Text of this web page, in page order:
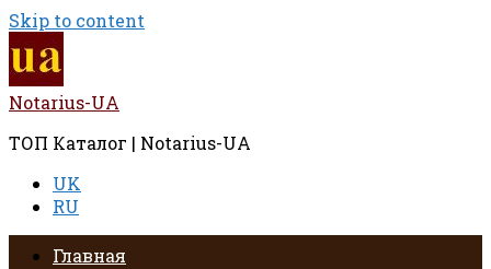
Skip to content
Notarius-UA
ТОП Каталог | Notarius-UA
UK
RU
Главная